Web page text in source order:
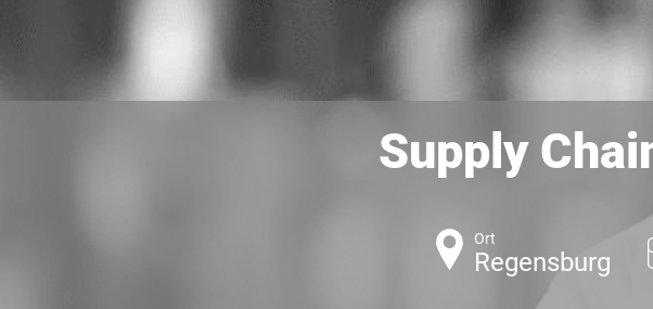
Supply
Ort
Regensburg